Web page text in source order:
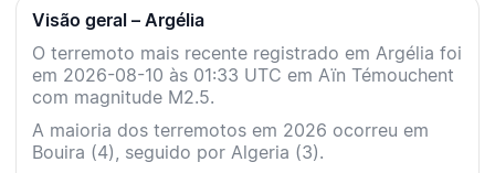
Visão geral – Argélia
O terremoto mais recente registrado em Argélia foi
em 2026-08-10 às 01:33 UTC em Aïn Témouchent
com magnitude M2.5.
A maioria dos terremotos em 2026 ocorreu em
Bouira (4), seguido por Algeria (3).